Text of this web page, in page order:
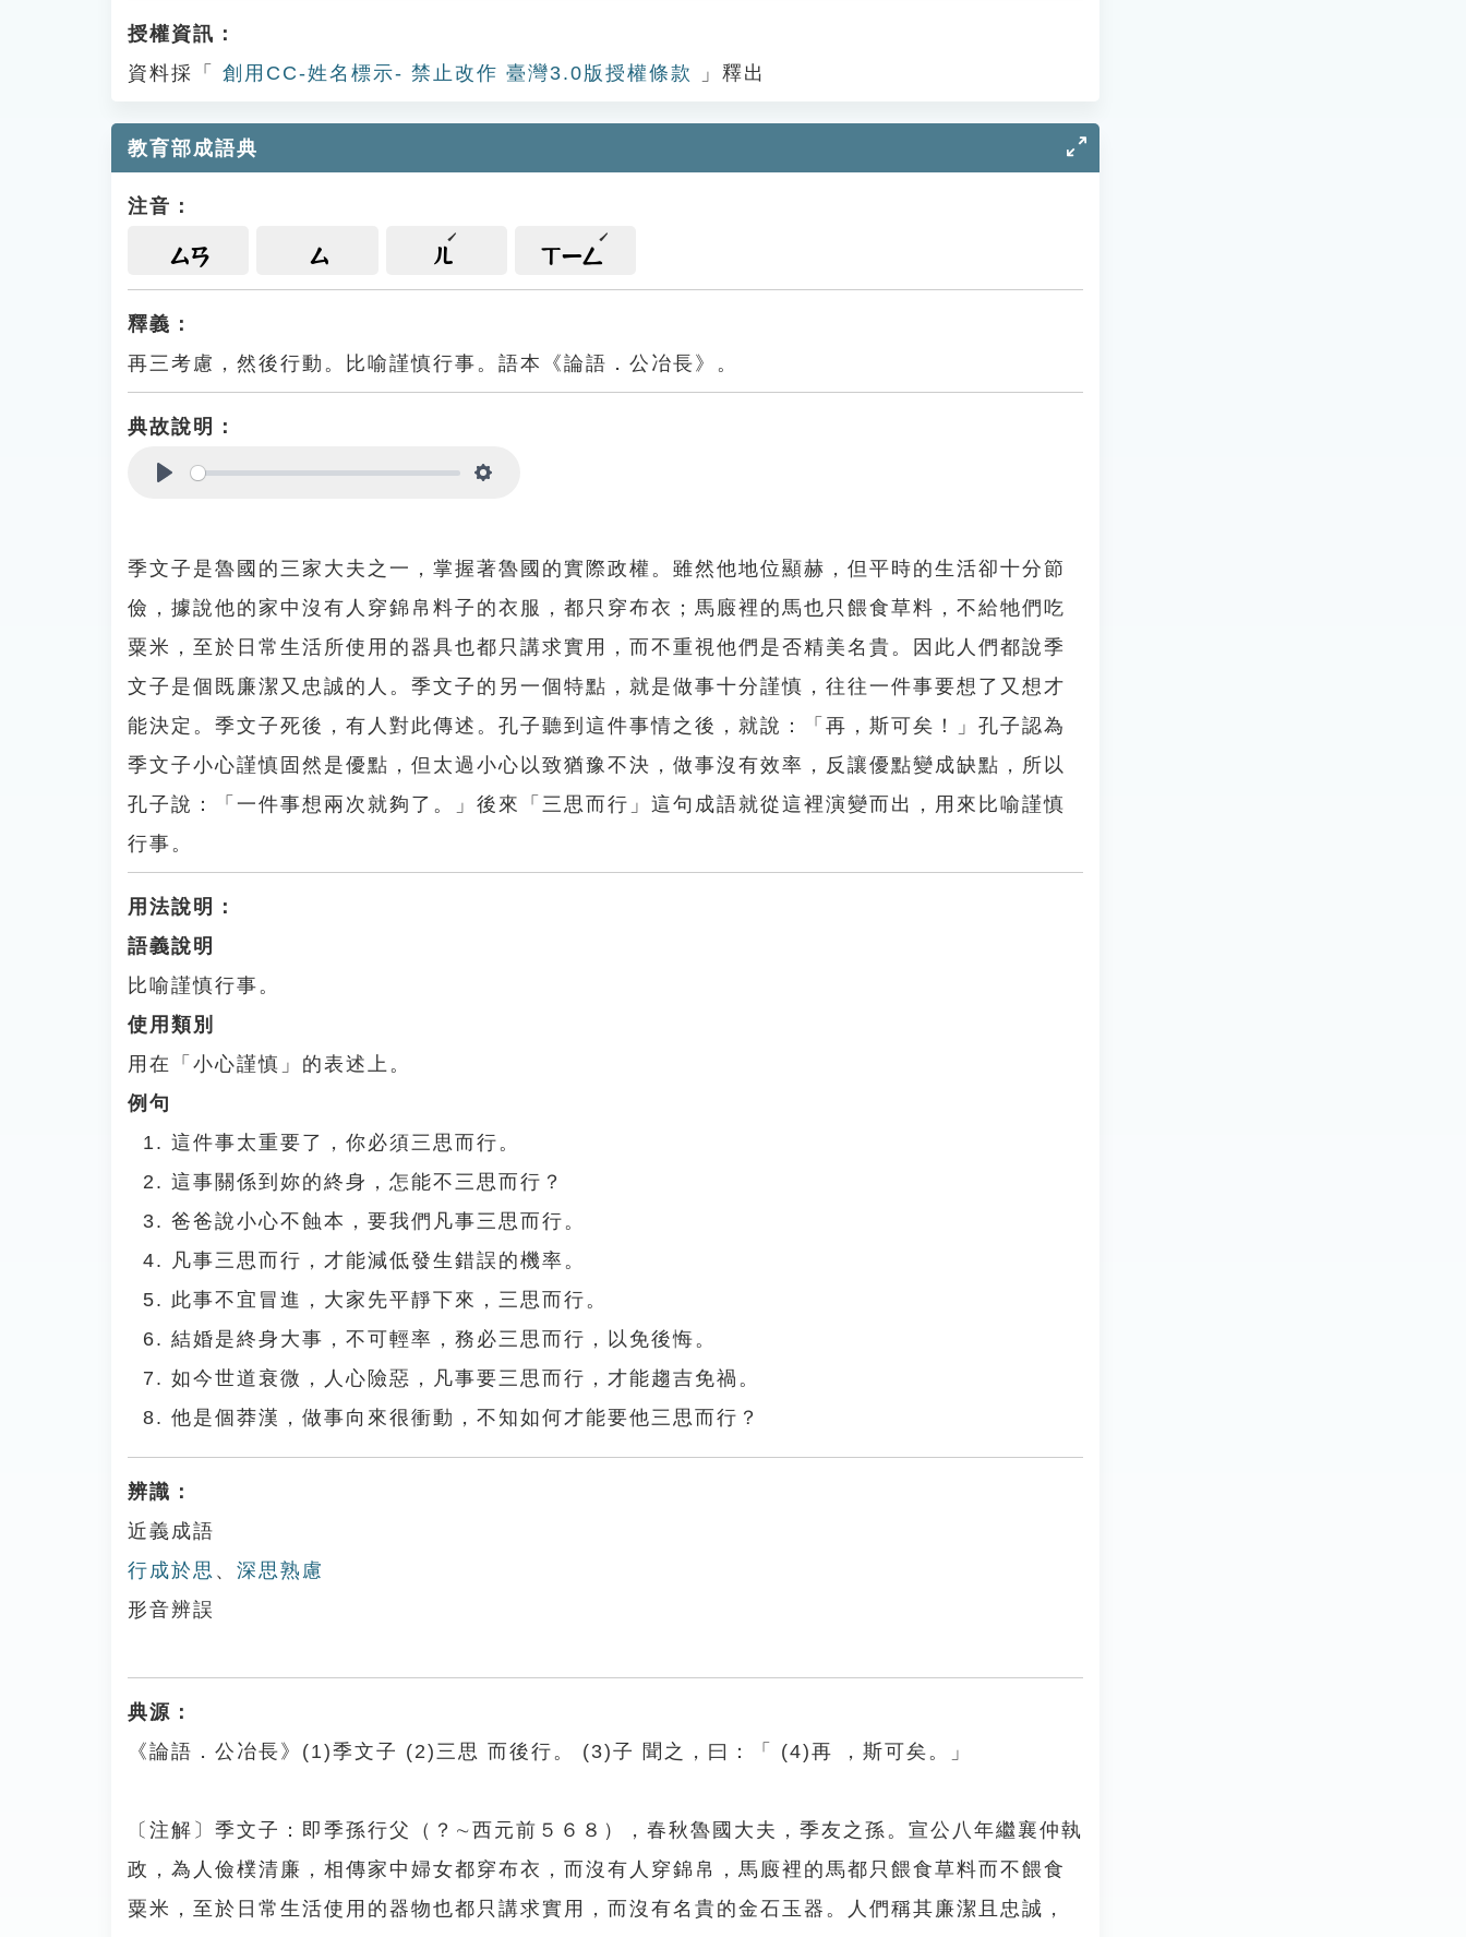
授權資訊：
資料採「
創用CC-姓名標示- 禁止改作 臺灣3.0版授權條款 」釋出
教育部成語典
注音：
ㄙㄢ ㄙ ㄦ ㄒㄧㄥ
釋義：
再三考慮，然後行動。比喻謹慎行事。語本《論語．公冶長》。
典故說明：
季文子是魯國的三家大夫之一，掌握著魯國的實際政權。雖然他地位顯赫，但平時的生活卻十分節
儉，據說他的家中沒有人穿錦帛料子的衣服，都只穿布衣；馬廄裡的馬也只餵食草料，不給牠們吃
粟米，至於日常生活所使用的器具也都只講求實用，而不重視他們是否精美名貴。因此人們都說季
文子是個既廉潔又忠誠的人。季文子的另一個特點，就是做事十分謹慎，往往一件事要想了又想才
能決定。季文子死後，有人對此傳述。孔子聽到這件事情之後，就說：「再，斯可矣！」孔子認為
季文子小心謹慎固然是優點，但太過小心以致猶豫不決，做事沒有效率，反讓優點變成缺點，所以
孔子說：「一件事想兩次就夠了。」後來「三思而行」這句成語就從這裡演變而出，用來比喻謹慎
行事。
用法說明：
語義說明
比喻謹慎行事。
使用類別
用在「小心謹慎」的表述上。
例句
這件事太重要了，你必須三思而行。
這事關係到妳的終身，怎能不三思而行？
爸爸說小心不蝕本，要我們凡事三思而行。
凡事三思而行，才能減低發生錯誤的機率。
此事不宜冒進，大家先平靜下來，三思而行。
結婚是終身大事，不可輕率，務必三思而行，以免後悔。
如今世道衰微，人心險惡，凡事要三思而行，才能趨吉免禍。
他是個莽漢，做事向來很衝動，不知如何才能要他三思而行？
辨識：
近義成語
行成於思 、 深思熟慮
形音辨誤
典源：
《論語．公冶長》(1)季文子 (2)三思 而後行。 (3)子 聞之，曰：「 (4)再 ，斯可矣。」
〔注解〕季文子：即季孫行父（？∼西元前５６８），春秋魯國大夫，季友之孫。宣公八年繼襄仲執
政，為人儉樸清廉，相傳家中婦女都穿布衣，而沒有人穿錦帛，馬廄裡的馬都只餵食草料而不餵食
粟米，至於日常生活使用的器物也都只講求實用，而沒有名貴的金石玉器。人們稱其廉潔且忠誠，